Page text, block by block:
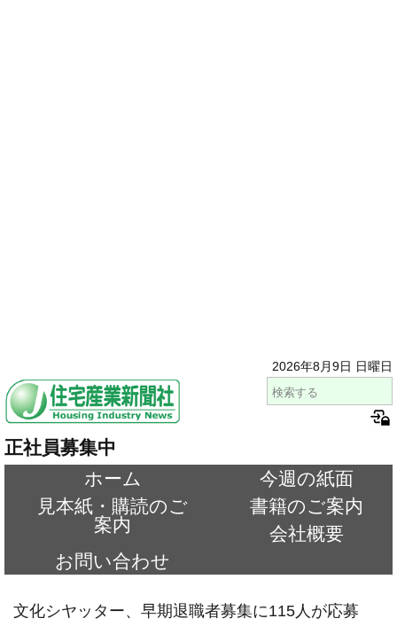
2026年8月9日 日曜日
正社員募集中
ホーム
今週の紙面
見本紙・購読のご
案内
書籍のご案内
会社概要
お問い合わせ
文化シヤッター、早期退職者募集に115人が応募